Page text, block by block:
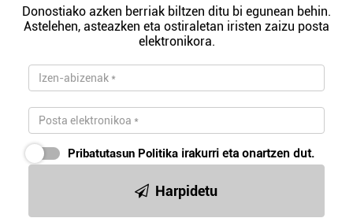
Donostiako azken berriak biltzen ditu bi egunean behin.
Astelehen, asteazken eta ostiraletan iristen zaizu posta
elektronikora.
Pribatutasun Politika irakurri eta onartzen dut.
Harpidetu